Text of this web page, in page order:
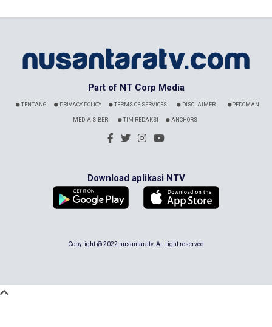
Part of NT Corp Media
TENTANG PRIVACY POLICY TERMS OF SERVICES DISCLAIMER PEDOMAN
MEDIA SIBER TIM REDAKSI ANCHORS
Download aplikasi NTV
Copyright @ 2022 nusantaratv. All right reserved